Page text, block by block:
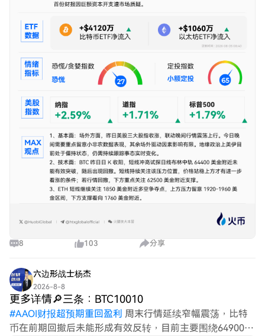
8 103 分享
六边形战士杨杰
2026-8-8
更多详情🔎三条：BTC10010
#AAOI财报超预期重回盈利 周末行情延续窄幅震荡，比特
币在前期回撤后未能形成有效反转，目前主要围绕64900中